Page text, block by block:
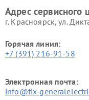
Адрес сервисного
г. Красноярск, ул.
Горячая линия:
+7 (391) 216-91-58
Электронная почта:
info@fix-